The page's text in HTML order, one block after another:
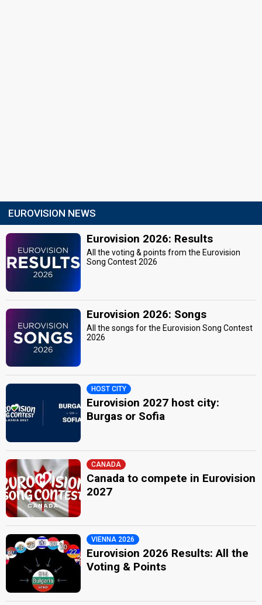
EUROVISION NEWS
Eurovision 2026: Results
All the voting & points from the Eurovision
Song Contest 2026
Eurovision 2026: Songs
All the songs for the Eurovision Song Contest
2026
HOST CITY
Eurovision 2027 host city:
Burgas or Sofia
CANADA
Canada to compete in Eurovision
2027
VIENNA 2026
Eurovision 2026 Results: All the
Voting & Points